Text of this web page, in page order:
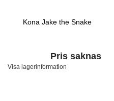
Kona Jake the Snake
Pris saknas
Visa lagerinformation